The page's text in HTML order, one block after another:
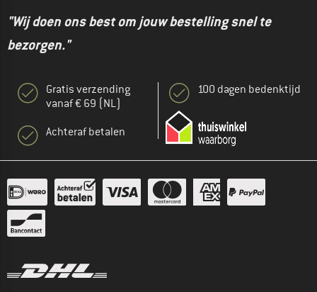
"Wij doen ons best om jouw bestelling snel te
bezorgen."
Gratis verzending
vanaf € 69 (NL)
Achteraf betalen
100 dagen bedenktijd